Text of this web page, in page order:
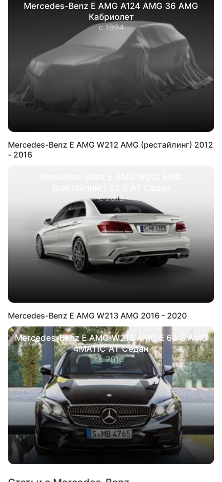
Mercedes-Benz E AMG A124 AMG 36 AMG
Кабриолет
с 1994
Mercedes-Benz E AMG W212 AMG (рестайлинг) 2012
- 2016
с 2013
Mercedes-Benz E AMG W213 AMG 2016 - 2020
Mercedes-Benz E AMG W213 AMG E 63 S AMG
4MATIC AT Седан
с 2016